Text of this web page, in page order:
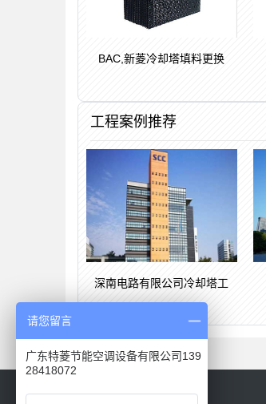
BAC,新菱冷却塔填料更换
工程案例推荐
深南电路有限公司冷却塔工
网站导航
请您留言
广东特菱节能空调设备有限公司139
28418072